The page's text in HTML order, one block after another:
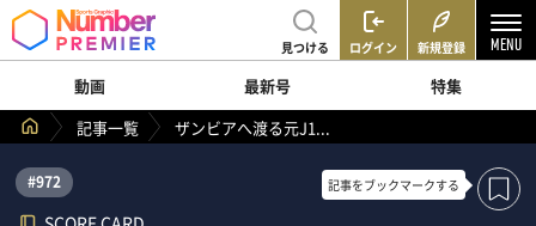
見つける ログイン 新規登録
動画 最新号
特集
記事一覧
ザンビアへ渡る元J1...
#972 記事をブックマークする